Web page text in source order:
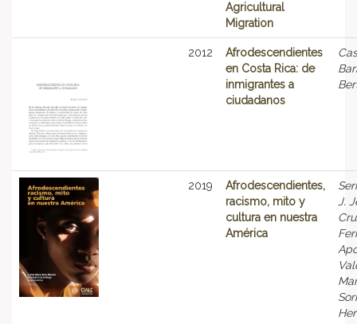
Agricultural
Migration
2012
Afrodescendientes
en Costa Rica: de
inmigrantes a
ciudadanos
2019
Afrodescendientes,
racismo, mito y
cultura en nuestra
América
J.